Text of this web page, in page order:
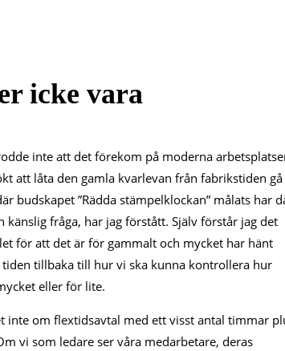
icke vara
inte att det förekom på moderna
att låta den gamla kvarlevan från fabrikstiden
budskapet ”Rädda stämpelklockan” målats har
fråga, har jag förstått. Själv förstår jag det
för att det är för gammalt och mycket har hänt
tillbaka till hur vi ska kunna kontrollera hur
eller för lite.
inte om flextidsavtal med ett visst antal timmar
vi som ledare ser våra medarbetare, deras